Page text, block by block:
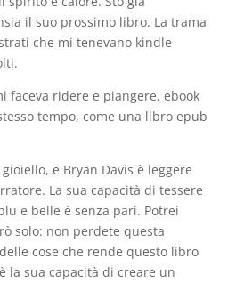
il suo prossimo libro. La trama
che mi tenevano kindle
faceva ridere e piangere, ebook
tempo, come una libro epub
e Bryan Davis è leggere
La sua capacità di tessere
e belle è senza pari. Potrei
solo: non perdete questa
cose che rende questo libro
la sua capacità di creare un